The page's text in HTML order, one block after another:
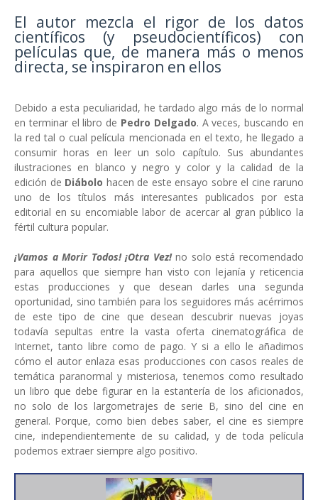
El autor mezcla el rigor de los datos
científicos (y pseudocientíficos) con
películas que, de manera más o menos
directa, se inspiraron en ellos
Debido a esta peculiaridad, he tardado algo más de lo normal
en terminar el libro de Pedro Delgado. A veces, buscando en
la red tal o cual película mencionada en el texto, he llegado a
consumir horas en leer un solo capítulo. Sus abundantes
ilustraciones en blanco y negro y color y la calidad de la
edición de Diábolo hacen de este ensayo sobre el cine raruno
uno de los títulos más interesantes publicados por esta
editorial en su encomiable labor de acercar al gran público la
fértil cultura popular.
¡Vamos a Morir Todos! ¡Otra Vez!no solo está recomendado
para aquellos que siempre han visto con lejanía y reticencia
estas producciones y que desean darles una segunda
oportunidad, sino también para los seguidores más acérrimos
de este tipo de cine que desean descubrir nuevas joyas
todavía sepultas entre la vasta oferta cinematográfica de
Internet, tanto libre como de pago. Y si a ello le añadimos
cómo el autor enlaza esas producciones con casos reales de
temática paranormal y misteriosa, tenemos como resultado
un libro que debe figurar en la estantería de los aficionados,
no solo de los largometrajes de serie B, sino del cine en
general. Porque, como bien debes saber, el cine es siempre
cine, independientemente de su calidad, y de toda película
podemos extraer siempre algo positivo.